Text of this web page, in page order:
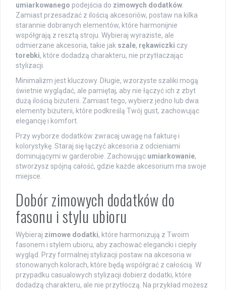
umiarkowanego podejścia do zimowych dodatków
Zamiast przesadzać z ilością akcesoriów, postaw na kilka
starannie dobranych elementów, które harmonijnie
współgrają z resztą stroju. Wybieraj wyraziste, ale
odmierzane akcesoria, takie jak szale, rękawiczki czy
torebki, które dodadzą charakteru, nie przytłaczając
stylizacji.
Minimalizm jest kluczowy. Długie, wzorzyste szaliki mogą
świetnie wyglądać, ale pamiętaj, aby nie łączyć ich z zbyt
dużą ilością biżuterii. Zamiast tego, wybierz jedno lub dwa
elementy biżuterii, które podkreślą Twój gust, zachowując
elegancję i komfort.
Przy wyborze dodatków zwracaj uwagę na fakturę i
kolorystykę. Staraj się łączyć akcesoria z odcieniami
dominującymi w garderobie. Zachowując umiarkowanie,
stworzysz spójną całość, gdzie każde akcesorium ma swoje
miejsce.
Dobór zimowych dodatków do
fasonu i stylu ubioru
Wybieraj zimowe dodatki, które harmonizują z Twoim
fasonem i stylem ubioru, aby zachować elegancki i ciepły
wygląd. Przy formalnej stylizacji postaw na akcesoria w
stonowanych kolorach, które będą współgrać z całością. W
przypadku casualowych stylizacji dobierz dodatki, które
dodadzą charakteru, ale nie przytłoczą. Na przykład możesz